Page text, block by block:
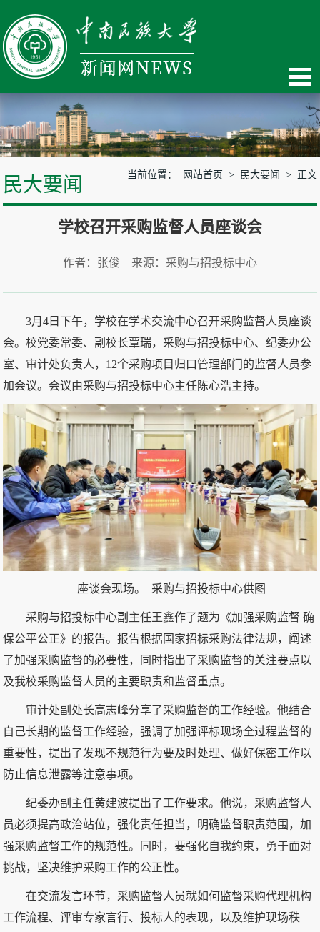
民大要闻 当前位置： 网站首页 > 民大要闻 > 正文
学校召开采购监督人员座谈会
作者：张俊 来源：采购与招投标中心
3月4日下午，学校在学术交流中心召开采购监督人员座谈
会。校党委常委、副校长覃瑞，采购与招投标中心、纪委办公
室、审计处负责人，12个采购项目归口管理部门的监督人员参
加会议。会议由采购与招投标中心主任陈心浩主持。
座谈会现场。 采购与招投标中心供图
采购与招投标中心副主任王鑫作了题为《加强采购监督 确
保公平公正》的报告。报告根据国家招标采购法律法规，阐述
了加强采购监督的必要性，同时指出了采购监督的关注要点以
及我校采购监督人员的主要职责和监督重点。
审计处副处长高志峰分享了采购监督的工作经验。他结合
自己长期的监督工作经验，强调了加强评标现场全过程监督的
重要性，提出了发现不规范行为要及时处理、做好保密工作以
防止信息泄露等注意事项。
纪委办副主任黄建波提出了工作要求。他说，采购监督人
员必须提高政治站位，强化责任担当，明确监督职责范围，加
强采购监督工作的规范性。同时，要强化自我约束，勇于面对
挑战，坚决维护采购工作的公正性。
在交流发言环节，采购监督人员就如何监督采购代理机构
工作流程、评审专家言行、投标人的表现，以及维护现场秩